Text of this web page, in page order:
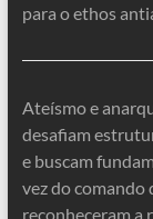
para o ethos
Ateísmo e
desafiam
e buscam
vez do
reconheceram a